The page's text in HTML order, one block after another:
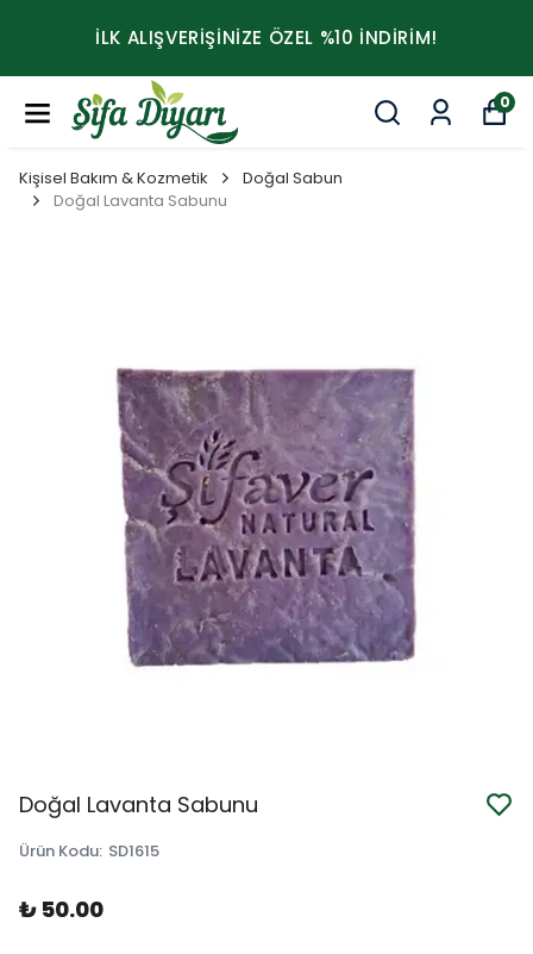
İLK ALIŞVERİŞİNİZE ÖZEL %10 İNDİRİM!
0
Kişisel Bakım & Kozmetik
Doğal Sabun
Doğal Lavanta Sabunu
Doğal Lavanta Sabunu
Ürün Kodu: SD1615
₺ 50.00